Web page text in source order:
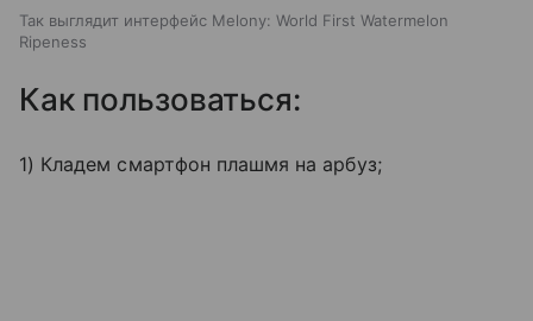
Так выглядит интерфейс Melony: World First Watermelon
Ripeness
Как пользоваться:
1) Кладем смартфон плашмя на арбуз;